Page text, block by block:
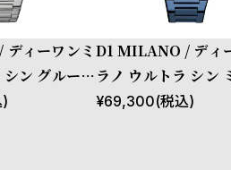
ィーワンミ
ン グルーヴ
D1 MILANO / ディ
ラノ ウルトラ シン
イト
¥69,300(税込)